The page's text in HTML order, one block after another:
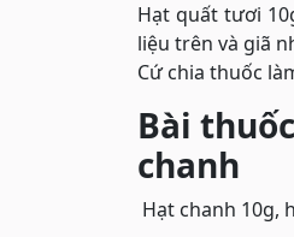
Hạt quất tươi
liệu trên và giã
Cứ chia thuốc
Bài
chanh
Hạt chanh 10g,